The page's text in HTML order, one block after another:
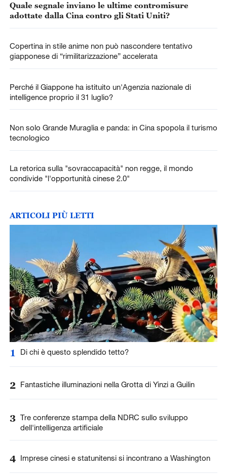
Quale segnale inviano le ultime contromisure
adottate dalla Cina contro gli Stati Uniti?
Copertina in stile anime non può nascondere tentativo
giapponese di “rimilitarizzazione” accelerata
Perché il Giappone ha istituito un'Agenzia nazionale di
intelligence proprio il 31 luglio?
Non solo Grande Muraglia e panda: in Cina spopola il turismo
tecnologico
La retorica sulla "sovraccapacità" non regge, il mondo
condivide "l'opportunità cinese 2.0"
ARTICOLI PIÙ LETTI
1 Di chi è questo splendido tetto?
2 Fantastiche illuminazioni nella Grotta di Yinzi a Guilin
3 Tre conferenze stampa della NDRC sullo sviluppo
dell'intelligenza artificiale
4 Imprese cinesi e statunitensi si incontrano a Washington